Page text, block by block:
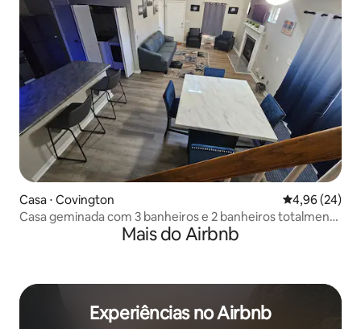
Casa ⋅ Covington 4,96 de uma
4,96 (24)
Casa geminada com 3 banheiros e 2 banheiros totalmente
Mais do Airbnb
Experiências no Airbnb